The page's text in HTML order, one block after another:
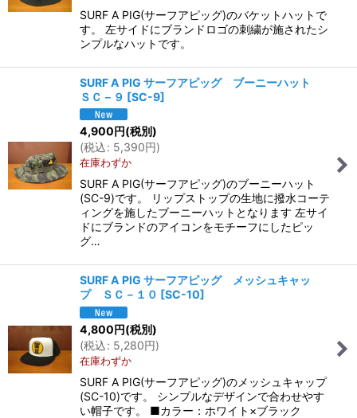
SURF A PIG(サーフアピッグ)のバケットハットで
す。 左サイドにブランドロゴの刺繍が施されたシ
ンプルなハットです。
SURF A PIG サーフアピッグ ブーニーハット
ＳＣ－９ [SC-9]
4,900円(税別)
(税込: 5,390円)
在庫わずか
SURF A PIG(サーフアピッグ)のブーニーハット
(SC-9)です。 リップストップの生地に撥水コーテ
ィングを施したブーニーハットとなります 左サイ
ドにブランドのアイコンをモチーフにしたピッ
グ…
SURF A PIG サーフアピッグ メッシュキャッ
プ ＳＣ－１０ [SC-10]
4,800円(税別)
(税込: 5,280円)
在庫わずか
SURF A PIG(サーフアピッグ)のメッシュキャップ
(SC-10)です。 シンプルなデザインで合わせやす
い帽子です。 ■カラー：ホワイト×ブラック